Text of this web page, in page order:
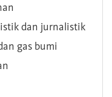
dan jurnalistik
gas bumi